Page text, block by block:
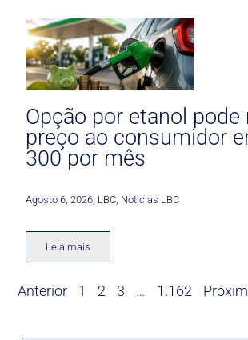
Opção por etanol pode
preço ao consumidor
300 por mês
Agosto 6, 2026 LBC Noticias LBC
Leia mais
Anterior 1 2 3 … 1.162